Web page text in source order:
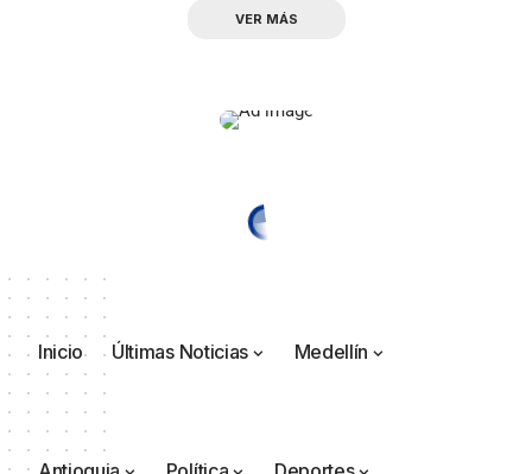
VER MÁS
Inicio Últimas Noticias Medellín